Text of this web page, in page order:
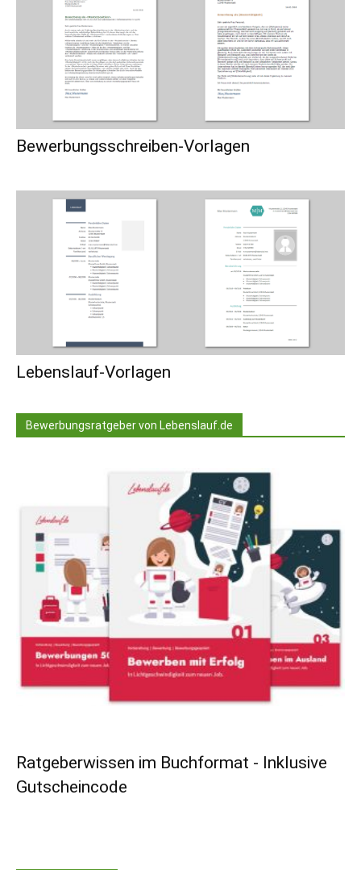
Bewerbungsschreiben-Vorlagen
Lebenslauf-Vorlagen
Bewerbungsratgeber von Lebenslauf.de
Ratgeberwissen im Buchformat - Inklusive
Gutscheincode